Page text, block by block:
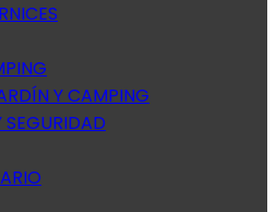
Y CAMPING
SEGURIDAD